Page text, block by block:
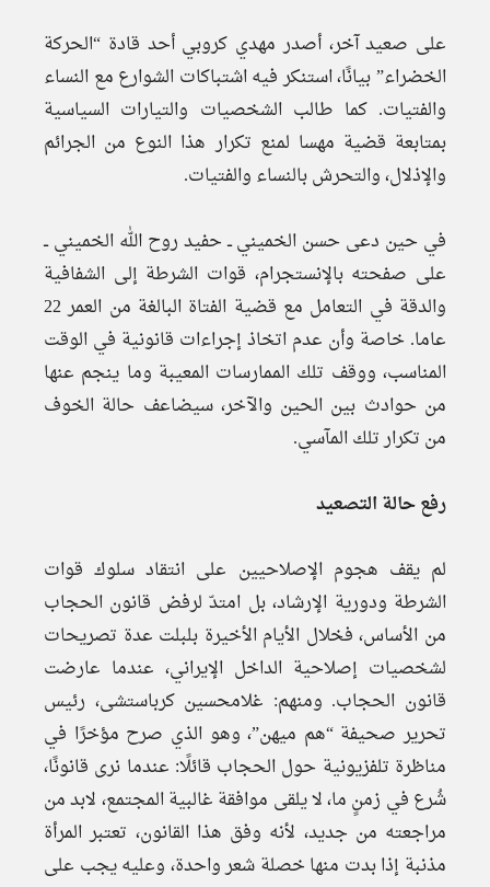
على صعيد آخر، أصدر مهدي كروبي أحد قادة “الحركة
الخضراء” بيانًا، استنكر فيه اشتباكات الشوارع مع النساء
والفتيات. كما طالب الشخصيات والتيارات السياسية
بمتابعة قضية مهسا لمنع تكرار هذا النوع من الجرائم
والإذلال، والتحرش بالنساء والفتيات.
في حين دعى حسن الخميني ــ حفيد روح الله الخميني ــ
على صفحته بالإنستجرام، قوات الشرطة إلى الشفافية
والدقة في التعامل مع قضية الفتاة البالغة من العمر 22
عاما. خاصة وأن عدم اتخاذ إجراءات قانونية في الوقت
المناسب، ووقف تلك الممارسات المعيبة وما ينجم عنها
من حوادث بين الحين والآخر، سيضاعف حالة الخوف
من تكرار تلك المآسي.
رفع حالة التصعيد
لم يقف هجوم الإصلاحيين على انتقاد سلوك قوات
الشرطة ودورية الإرشاد، بل امتدّ لرفض قانون الحجاب
من الأساس، فخلال الأيام الأخيرة بلبلت عدة تصريحات
لشخصيات إصلاحية الداخل الإيراني، عندما عارضت
قانون الحجاب. ومنهم: غلامحسين كرباستشی، رئيس
تحرير صحيفة “هم ميهن”، وهو الذي صرح مؤخرًا في
مناظرة تلفزيونية حول الحجاب قائلًا: عندما نرى قانونًا،
شُرع في زمنٍ ما، لا يلقى موافقة غالبية المجتمع، لابد من
مراجعته من جديد، لأنه وفق هذا القانون، تعتبر المرأة
مذنبة إذا بدت منها خصلة شعر واحدة، وعليه يجب على